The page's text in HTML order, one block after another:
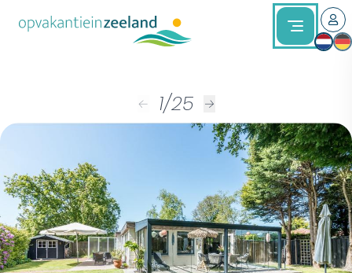
← 1/25 →